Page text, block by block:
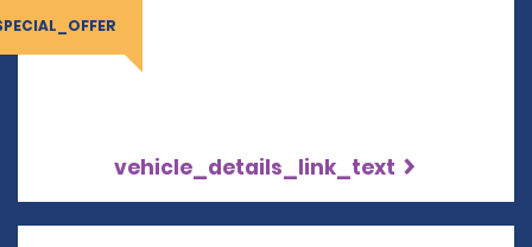
vehicle_details_link_text